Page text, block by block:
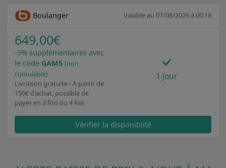
Boulanger Valable au 07/08/2026 à 00:18
649,00€
-5% supplémentaires avec
le code GAM5 (non
cumulable)
Livraison gratuite - A partir de
150€ d'achat, possible de
payer en 3 fois ou 4 fois
1 jour
Vérifier la disponiblité